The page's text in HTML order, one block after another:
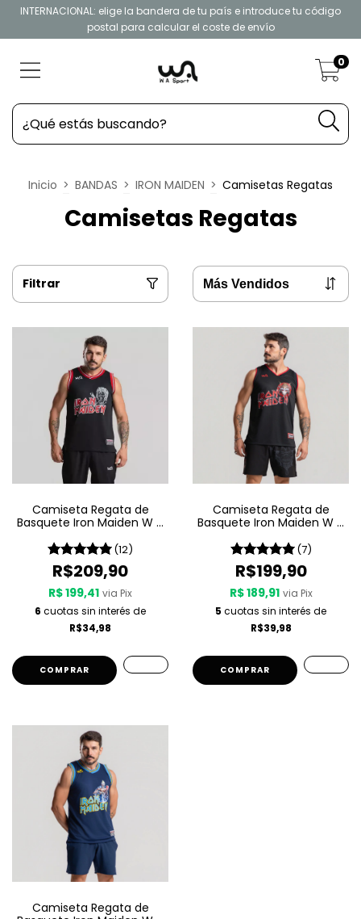
INTERNACIONAL: elige la bandera de tu país e introduce tu código
postal para calcular el coste de envío
0
Inicio > BANDAS > IRON MAIDEN > Camisetas Regatas
Camisetas Regatas
Filtrar
Camiseta Regata de
Basquete Iron Maiden W A
(12)
R$209,90
R$ 199,41 via Pix
6 cuotas sin interés de
R$34,98
COMPRAR
Camiseta Regata de
Basquete Iron Maiden W A
(7)
R$199,90
R$ 189,91 via Pix
5 cuotas sin interés de
R$39,98
COMPRAR
Camiseta Regata de